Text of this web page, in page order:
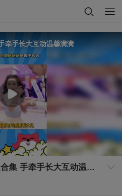
牵手长大互动温馨满满
佟丽娅晒小酒窝朵朵成长合集 手牵手长大互动温馨满满